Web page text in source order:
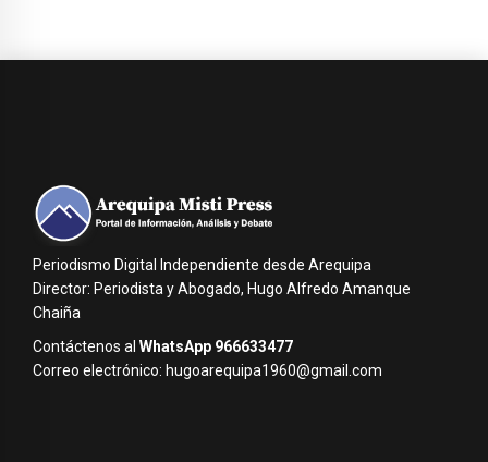
Periodismo Digital Independiente desde Arequipa
Director: Periodista y Abogado, Hugo Alfredo Amanque
Chaiña
Contáctenos al WhatsApp 966633477
Correo electrónico: hugoarequipa1960@gmail.com